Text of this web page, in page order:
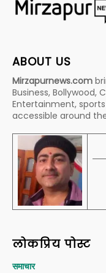
ABOUT US
Mirzapurnews.com
Business, Bollywood,
Entertainment,
accessible around
लोकप्रिय पोस्ट
समाचार